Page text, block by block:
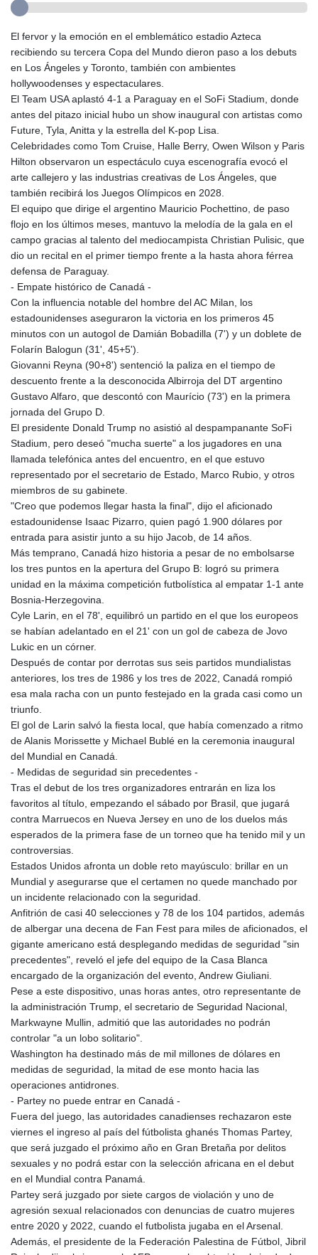
El fervor y la emoción en el emblemático estadio Azteca
recibiendo su tercera Copa del Mundo dieron paso a los debuts
en Los Ángeles y Toronto, también con ambientes
hollywoodenses y espectaculares.
El Team USA aplastó 4-1 a Paraguay en el SoFi Stadium, donde
antes del pitazo inicial hubo un show inaugural con artistas como
Future, Tyla, Anitta y la estrella del K-pop Lisa.
Celebridades como Tom Cruise, Halle Berry, Owen Wilson y Paris
Hilton observaron un espectáculo cuya escenografía evocó el
arte callejero y las industrias creativas de Los Ángeles, que
también recibirá los Juegos Olímpicos en 2028.
El equipo que dirige el argentino Mauricio Pochettino, de paso
flojo en los últimos meses, mantuvo la melodía de la gala en el
campo gracias al talento del mediocampista Christian Pulisic, que
dio un recital en el primer tiempo frente a la hasta ahora férrea
defensa de Paraguay.
- Empate histórico de Canadá -
Con la influencia notable del hombre del AC Milan, los
estadounidenses aseguraron la victoria en los primeros 45
minutos con un autogol de Damián Bobadilla (7') y un doblete de
Folarín Balogun (31', 45+5').
Giovanni Reyna (90+8') sentenció la paliza en el tiempo de
descuento frente a la desconocida Albirroja del DT argentino
Gustavo Alfaro, que descontó con Maurício (73') en la primera
jornada del Grupo D.
El presidente Donald Trump no asistió al despampanante SoFi
Stadium, pero deseó "mucha suerte" a los jugadores en una
llamada telefónica antes del encuentro, en el que estuvo
representado por el secretario de Estado, Marco Rubio, y otros
miembros de su gabinete.
"Creo que podemos llegar hasta la final", dijo el aficionado
estadounidense Isaac Pizarro, quien pagó 1.900 dólares por
entrada para asistir junto a su hijo Jacob, de 14 años.
Más temprano, Canadá hizo historia a pesar de no embolsarse
los tres puntos en la apertura del Grupo B: logró su primera
unidad en la máxima competición futbolística al empatar 1-1 ante
Bosnia-Herzegovina.
Cyle Larin, en el 78', equilibró un partido en el que los europeos
se habían adelantado en el 21' con un gol de cabeza de Jovo
Lukic en un córner.
Después de contar por derrotas sus seis partidos mundialistas
anteriores, los tres de 1986 y los tres de 2022, Canadá rompió
esa mala racha con un punto festejado en la grada casi como un
triunfo.
El gol de Larin salvó la fiesta local, que había comenzado a ritmo
de Alanis Morissette y Michael Bublé en la ceremonia inaugural
del Mundial en Canadá.
- Medidas de seguridad sin precedentes -
Tras el debut de los tres organizadores entrarán en liza los
favoritos al título, empezando el sábado por Brasil, que jugará
contra Marruecos en Nueva Jersey en uno de los duelos más
esperados de la primera fase de un torneo que ha tenido mil y un
controversias.
Estados Unidos afronta un doble reto mayúsculo: brillar en un
Mundial y asegurarse que el certamen no quede manchado por
un incidente relacionado con la seguridad.
Anfitrión de casi 40 selecciones y 78 de los 104 partidos, además
de albergar una decena de Fan Fest para miles de aficionados, el
gigante americano está desplegando medidas de seguridad "sin
precedentes", reveló el jefe del equipo de la Casa Blanca
encargado de la organización del evento, Andrew Giuliani.
Pese a este dispositivo, unas horas antes, otro representante de
la administración Trump, el secretario de Seguridad Nacional,
Markwayne Mullin, admitió que las autoridades no podrán
controlar "a un lobo solitario".
Washington ha destinado más de mil millones de dólares en
medidas de seguridad, la mitad de ese monto hacia las
operaciones antidrones.
- Partey no puede entrar en Canadá -
Fuera del juego, las autoridades canadienses rechazaron este
viernes el ingreso al país del fútbolista ghanés Thomas Partey,
que será juzgado el próximo año en Gran Bretaña por delitos
sexuales y no podrá estar con la selección africana en el debut
en el Mundial contra Panamá.
Partey será juzgado por siete cargos de violación y uno de
agresión sexual relacionados con denuncias de cuatro mujeres
entre 2020 y 2022, cuando el futbolista jugaba en el Arsenal.
Además, el presidente de la Federación Palestina de Fútbol, Jibril